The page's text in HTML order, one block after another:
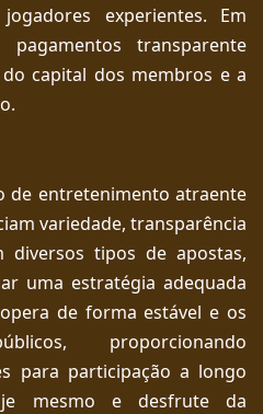
experientes. Em
transparente
capital dos membros e a
de entretenimento atraente
variedade, transparência
diversos tipos de apostas,
uma estratégia adequada
de forma estável e os
proporcionando
para participação a longo
mesmo e desfrute da